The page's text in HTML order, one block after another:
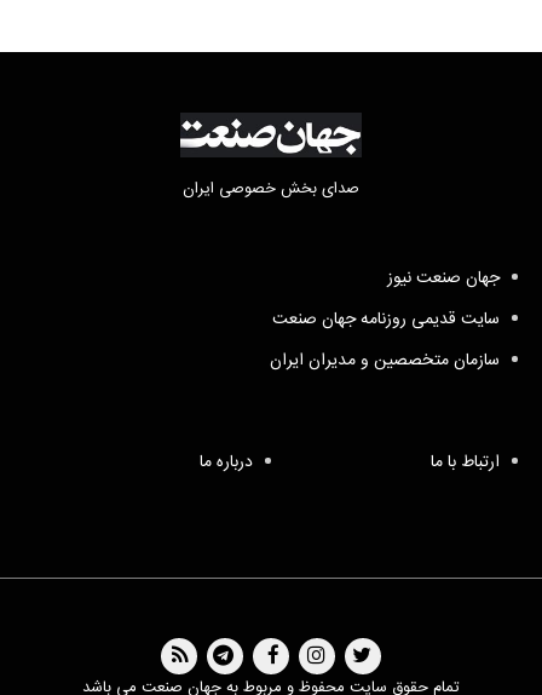
صدای بخش خصوصی ایران
جهان صنعت نیوز
سایت قدیمی روزنامه جهان صنعت
سازمان متخصصین و مدیران ایران
ارتباط با ما درباره ما
تمام حقوق سایت محفوظ و مربوط به جهان صنعت می باشد